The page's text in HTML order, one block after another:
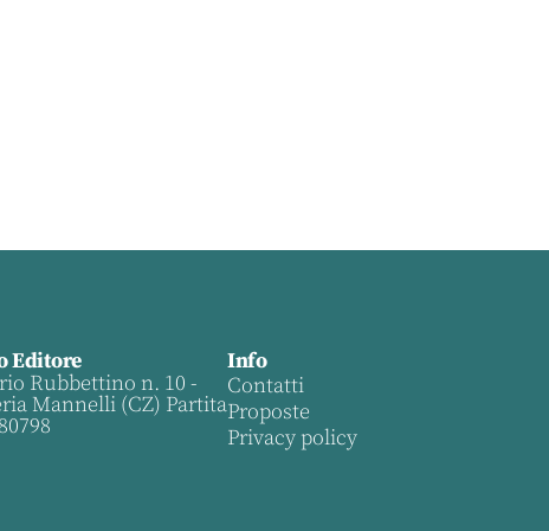
Editore
Rubbettino n. 10 -
Mannelli (CZ) Partita
Info
Contatti
Proposte
Privacy policy